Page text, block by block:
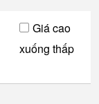
Giá cao
xuống thấp